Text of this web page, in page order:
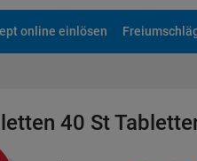
online einlösen
40 St